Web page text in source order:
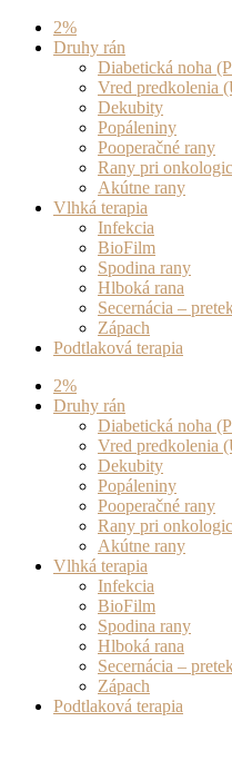
Preskočiť
2%
Druhy rán
Diabetická noha
Vred predkolenia
Dekubity
Popáleniny
Pooperačné rany
Rany pri
Akútne rany
Vlhká terapia
Infekcia
BioFilm
Spodina rany
Hlboká rana
Secernácia –
Zápach
Podtlaková terapia
2%
Druhy rán
Diabetická noha
Vred predkolenia
Dekubity
Popáleniny
Pooperačné rany
Rany pri
Akútne rany
Vlhká terapia
Infekcia
BioFilm
Spodina rany
Hlboká rana
Secernácia –
Zápach
Podtlaková terapia